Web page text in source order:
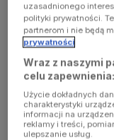
browser
console for
more
information)
uzasadnionego
polityki prywatności.
partnerom i nie będą
prywatności
Wraz z naszymi
celu zapewnienia:
Użycie dokładnych
charakterystyki
informacji na
reklamy i treści,
ulepszanie usług.